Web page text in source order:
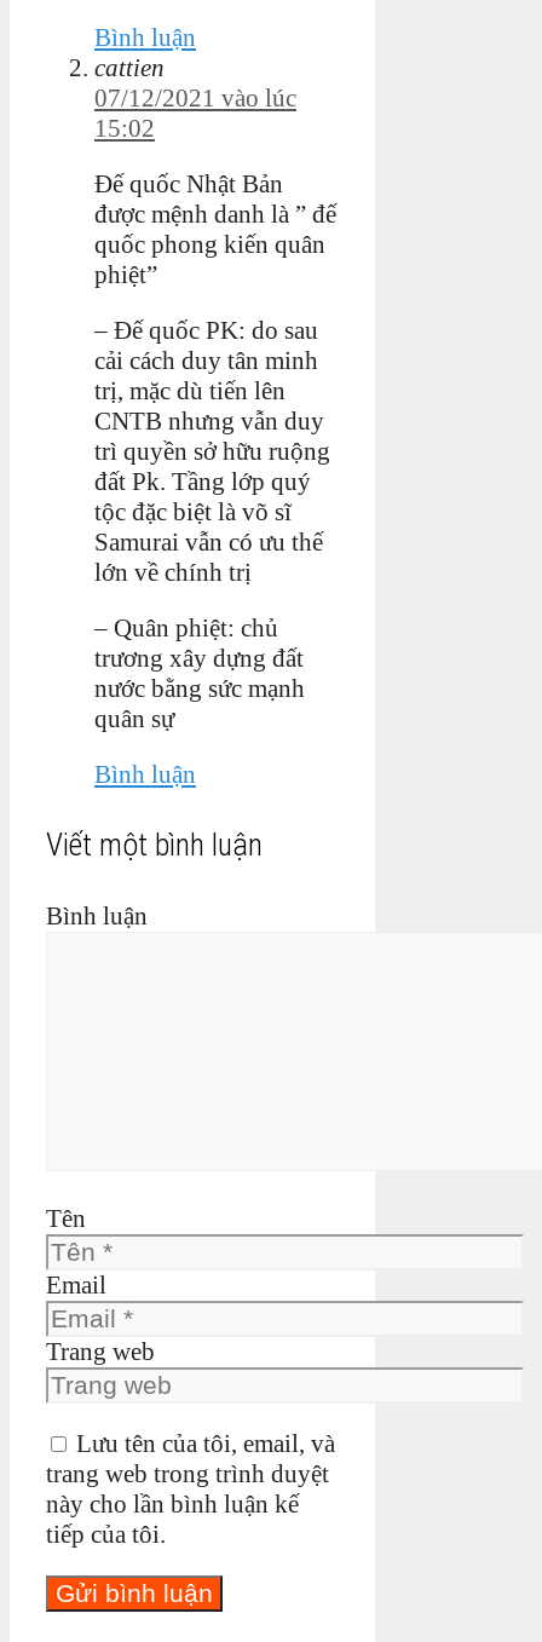
Bình luận
cattien
07/12/2021 vào lúc
15:02
Đế quốc Nhật Bản
được mệnh danh là ” đế
quốc phong kiến quân
phiệt”
– Đế quốc PK: do sau
cải cách duy tân minh
trị, mặc dù tiến lên
CNTB nhưng vẫn duy
trì quyền sở hữu ruộng
đất Pk. Tầng lớp quý
tộc đặc biệt là võ sĩ
Samurai vẫn có ưu thế
lớn về chính trị
– Quân phiệt: chủ
trương xây dựng đất
nước bằng sức mạnh
quân sự
Bình luận
Viết một bình luận
Bình luận
Tên
Email
Trang web
Lưu tên của tôi, email, và
trang web trong trình duyệt
này cho lần bình luận kế
tiếp của tôi.